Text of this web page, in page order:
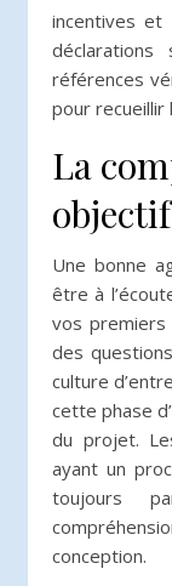
incentives et
références
pour recueillir
La
Une bonne
être à
vos premiers
des
culture
cette phase
du projet.
ayant un
toujours
conception.